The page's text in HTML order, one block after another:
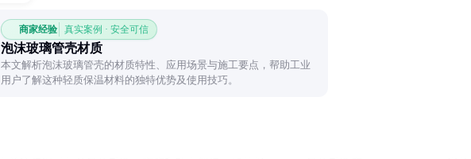
商家经验 真实案例 · 安全可信
泡沫玻璃管壳材质
本文解析泡沫玻璃管壳的材质特性、应用场景与施工要点，帮助工业
用户了解这种轻质保温材料的独特优势及使用技巧。